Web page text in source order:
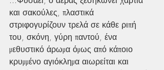
και σακούλες, πλαστικά
στριφογυρίζουν τρελά σε κάθε ριπή
του, σκόνη, γύρη παντού, ένα
μεθυστικό άρωμα όμως από κάποιο
κρυμμένο αγιόκλημα αιωρείται και